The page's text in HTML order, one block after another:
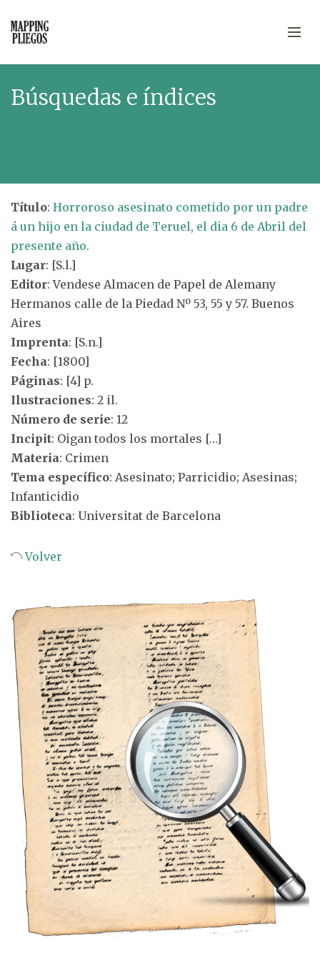
Búsquedas e índices
Título: Horroroso asesinato cometido por un padre
á un hijo en la ciudad de Teruel, el dia 6 de Abril del
presente año.
Lugar: [S.l.]
Editor: Vendese Almacen de Papel de Alemany
Hermanos calle de la Piedad Nº 53, 55 y 57. Buenos
Aires
Imprenta: [S.n.]
Fecha: [1800]
Páginas: [4] p.
Ilustraciones: 2 il.
Número de serie: 12
Incipit: Oigan todos los mortales […]
Materia: Crimen
Tema específico: Asesinato; Parricidio; Asesinas;
Infanticidio
Biblioteca: Universitat de Barcelona
Volver